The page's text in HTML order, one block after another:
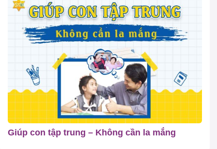
Giúp con tập trung – Không cần la mắng